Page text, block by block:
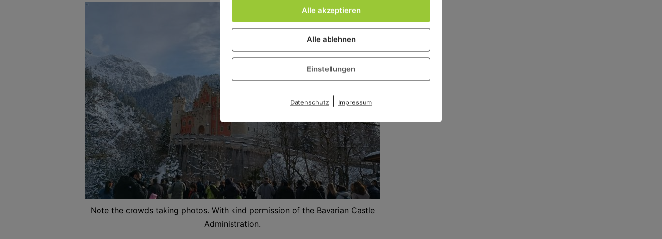
Note the crowds taking photos. With kind permission of the Bavarian Castle
Administration.
Alle akzeptieren
Alle ablehnen
Einstellungen
Datenschutz Impressum